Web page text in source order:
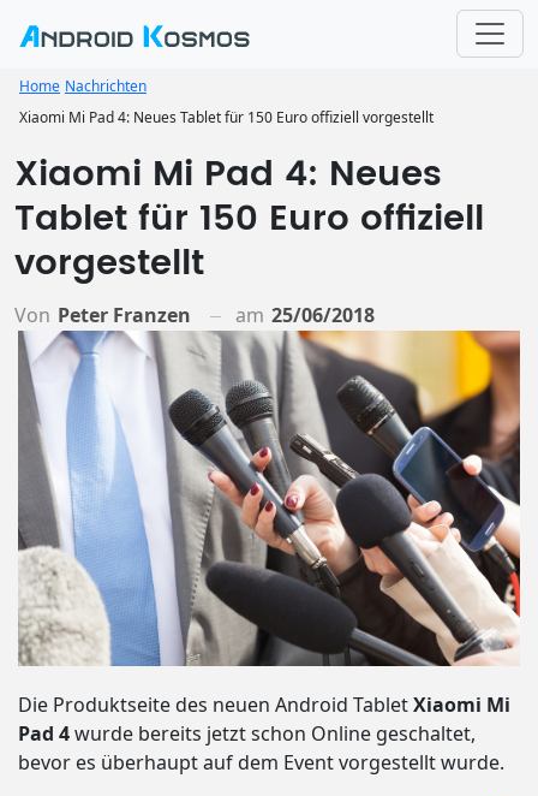
Home Nachrichten
Xiaomi Mi Pad 4: Neues Tablet für 150 Euro offiziell vorgestellt
Xiaomi Mi Pad 4: Neues
Tablet für 150 Euro offiziell
vorgestellt
Von Peter Franzen am 25/06/2018
Die Produktseite des neuen Android TabletXiaomi Mi
Pad 4wurde bereits jetzt schon Online geschaltet,
bevor es überhaupt auf dem Event vorgestellt wurde.